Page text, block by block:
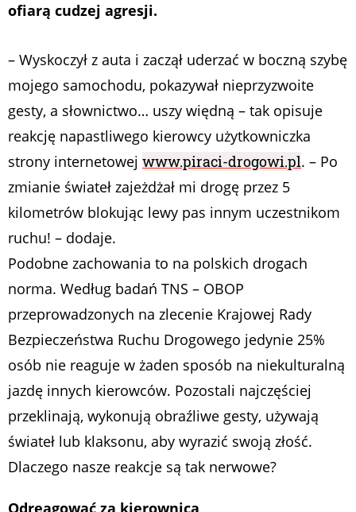
ofiarą cudzej agresji.
– Wyskoczył z auta i zaczął uderzać w boczną szybę
mojego samochodu, pokazywał nieprzyzwoite
gesty, a słownictwo… uszy więdną – tak opisuje
reakcję napastliwego kierowcy użytkowniczka
strony internetowej www.piraci-drogowi.pl. – Po
zmianie świateł zajeżdżał mi drogę przez 5
kilometrów blokując lewy pas innym uczestnikom
ruchu! – dodaje.
Podobne zachowania to na polskich drogach
norma. Według badań TNS – OBOP
przeprowadzonych na zlecenie Krajowej Rady
Bezpieczeństwa Ruchu Drogowego jedynie 25%
osób nie reaguje w żaden sposób na niekulturalną
jazdę innych kierowców. Pozostali najczęściej
przeklinają, wykonują obraźliwe gesty, używają
świateł lub klaksonu, aby wyrazić swoją złość.
Dlaczego nasze reakcje są tak nerwowe?
Odreagować za kierownicą